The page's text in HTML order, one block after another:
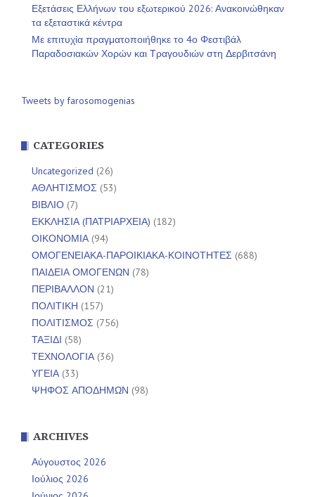
Εξετάσεις Ελλήνων του εξωτερικού 2026: Ανακοινώθηκαν
τα εξεταστικά κέντρα
Με επιτυχία πραγματοποιήθηκε το 4ο Φεστιβάλ
Παραδοσιακών Χορών και Τραγουδιών στη Δερβιτσάνη
Tweets by farosomogenias
CATEGORIES
Uncategorized (26)
ΑΘΛΗΤΙΣΜΟΣ (53)
ΒΙΒΛΙΟ (7)
ΕΚΚΛΗΣΙΑ (ΠΑΤΡΙΑΡΧΕΙΑ) (182)
ΟΙΚΟΝΟΜΙΑ(94)
ΟΜΟΓΕΝΕΙΑΚΑ-ΠΑΡΟΙΚΙΑΚΑ-ΚΟΙΝΟΤΗΤΕΣ (688)
ΠΑΙΔΕΙΑ ΟΜΟΓΕΝΩΝ (78)
ΠΕΡΙΒΑΛΛΟΝ (21)
ΠΟΛΙΤΙΚΗ (157)
ΠΟΛΙΤΙΣΜΟΣ (756)
ΤΑΞΙΔΙ (58)
ΤΕΧΝΟΛΟΓΙΑ(36)
ΥΓΕΙΑ(33)
ΨΗΦΟΣ ΑΠΟΔΗΜΩΝ (98)
ARCHIVES
Αύγουστος 2026
Ιούλιος 2026